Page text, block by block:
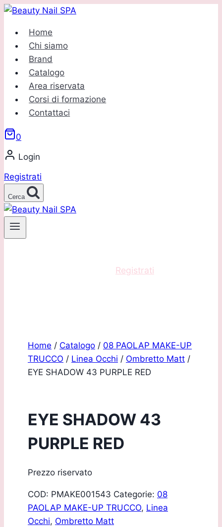
Salta
contenuto
Home
Chi siamo
Brand
Catalogo
Area riservata
Corsi di formazione
Contattaci
0
Login
Registrati
Cerca
Registrati
Home / Catalogo / 08 PAOLAP MAKE-UP
TRUCCO / Linea Occhi / Ombretto Matt /
EYE SHADOW 43 PURPLE RED
EYE SHADOW 43
PURPLE RED
Prezzo riservato
COD: PMAKE001543 Categorie: 08
PAOLAP MAKE-UP TRUCCO, Linea
Occhi, Ombretto Matt